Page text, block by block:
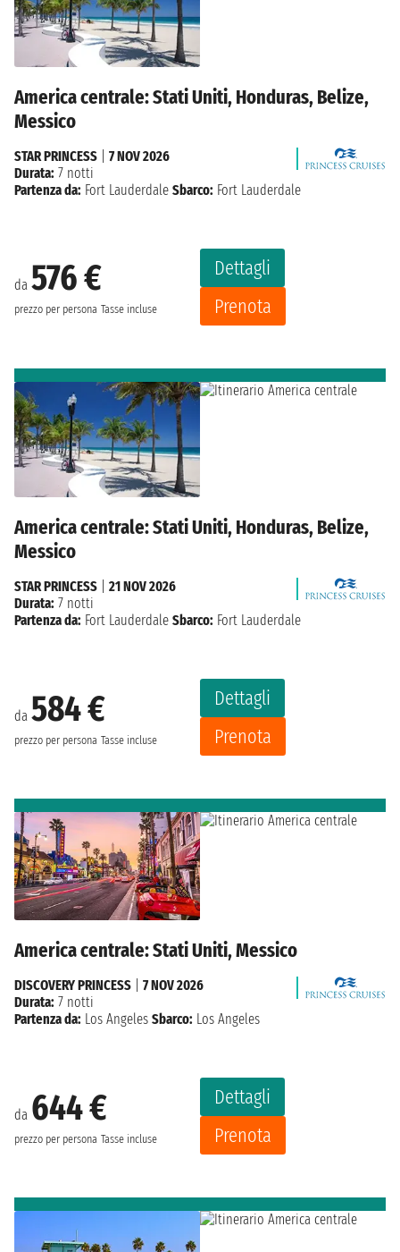
America centrale: Stati Uniti, Honduras, Belize,
Messico
da 576 €
prezzo per persona Tasse incluse
Dettagli
Prenota
STAR PRINCESS
7 NOV 2026
Durata: 7 notti
Partenza da: Fort Lauderdale Sbarco: Fort Lauderdale
America centrale: Stati Uniti, Honduras, Belize,
Messico
da 584 €
prezzo per persona Tasse incluse
Dettagli
Prenota
STAR PRINCESS
21 NOV 2026
Durata: 7 notti
Partenza da: Fort Lauderdale Sbarco: Fort Lauderdale
America centrale: Stati Uniti, Messico
da 644 €
prezzo per persona Tasse incluse
Dettagli
Prenota
DISCOVERY PRINCESS
7 NOV 2026
Durata: 7 notti
Partenza da: Los Angeles Sbarco: Los Angeles